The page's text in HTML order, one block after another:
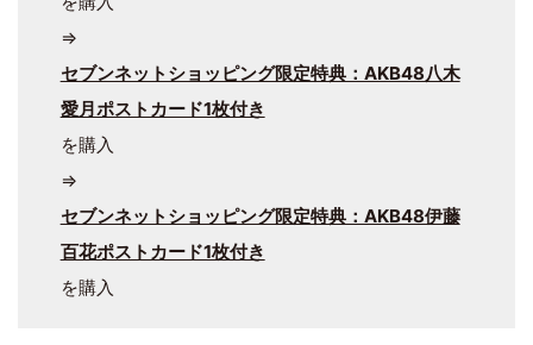
⇒
セブンネットショッピング限定特典：AKB48八木
愛月ポストカード1枚付き
を購入
⇒
セブンネットショッピング限定特典：AKB48伊藤
百花ポストカード1枚付き
を購入